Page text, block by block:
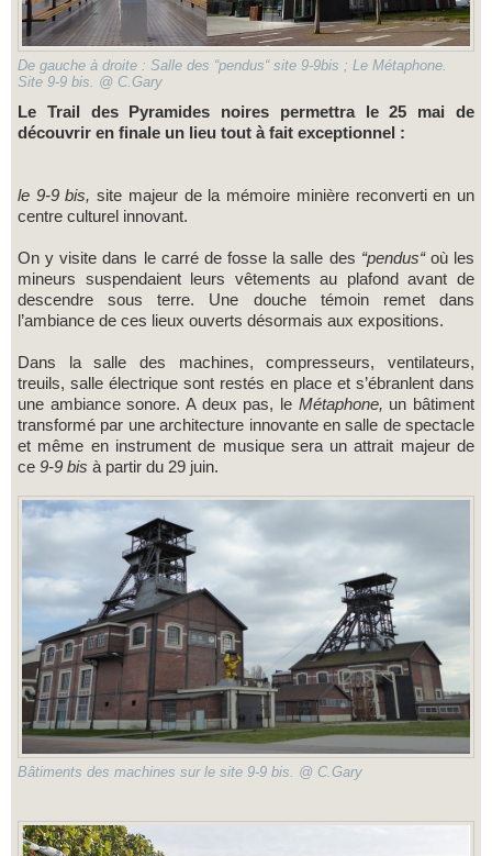
De gauche à droite : Salle des “pendus“ site 9-9bis ; Le Métaphone.
Site 9-9 bis. @ C.Gary
Le Trail des Pyramides noires permettra le 25 mai de
découvrir en finale un lieu tout à fait exceptionnel :
le 9-9 bis, site majeur de la mémoire minière reconverti en un
centre culturel innovant.
On y visite dans le carré de fosse la salle des “pendus“ où les
mineurs suspendaient leurs vêtements au plafond avant de
descendre sous terre. Une douche témoin remet dans
l’ambiance de ces lieux ouverts désormais aux expositions.
Dans la salle des machines, compresseurs, ventilateurs,
treuils, salle électrique sont restés en place et s’ébranlent dans
une ambiance sonore. A deux pas, le Métaphone, un bâtiment
transformé par une architecture innovante en salle de spectacle
et même en instrument de musique sera un attrait majeur de
ce 9-9 bis à partir du 29 juin.
Bâtiments des machines sur le site 9-9 bis. @ C.Gary